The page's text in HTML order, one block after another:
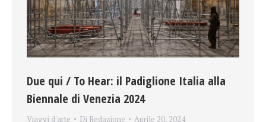
Due qui / To Hear: il Padiglione Italia alla
Biennale di Venezia 2024
Viaggi d'arte Di Redazione Aprile 20, 2024